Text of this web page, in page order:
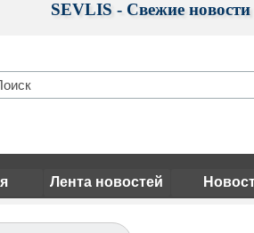
Лента новостей
SEVLIS - Свежие